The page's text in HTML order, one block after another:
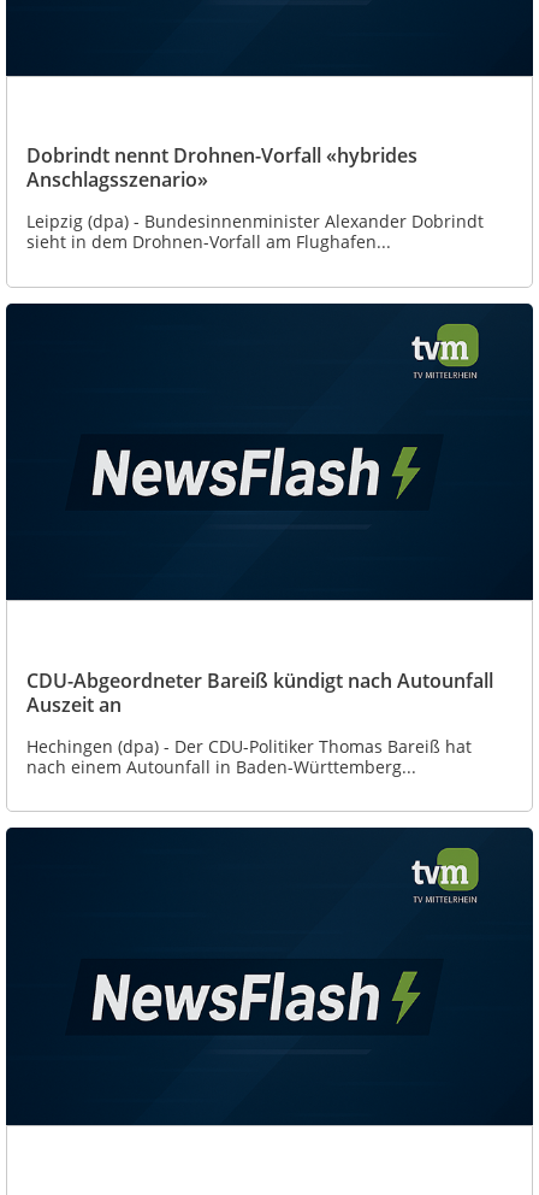
Dobrindt nennt Drohnen-Vorfall «hybrides
Anschlagsszenario»
Leipzig (dpa) - Bundesinnenminister Alexander Dobrindt
sieht in dem Drohnen-Vorfall am Flughafen...
CDU-Abgeordneter Bareiß kündigt nach Autounfall
Auszeit an
Hechingen (dpa) - Der CDU-Politiker Thomas Bareiß hat
nach einem Autounfall in Baden-Württemberg...